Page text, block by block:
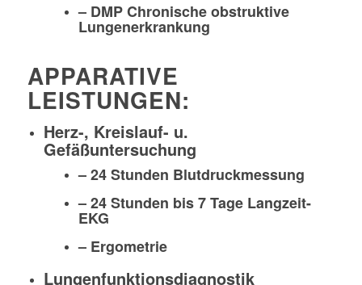
– DMP Chronische obstruktive
Lungenerkrankung
APPARATIVE
LEISTUNGEN:
Herz-, Kreislauf- u.
Gefäßuntersuchung
– 24 Stunden Blutdruckmessung
– 24 Stunden bis 7 Tage Langzeit-
EKG
– Ergometrie
Lungenfunktionsdiagnostik